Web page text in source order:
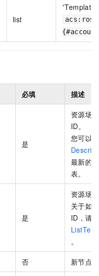
list
*
必填 描述
是
资源场
ID。
您可以
最新的
表。
是
资源场
关于如
ID，请
。
否 新节点